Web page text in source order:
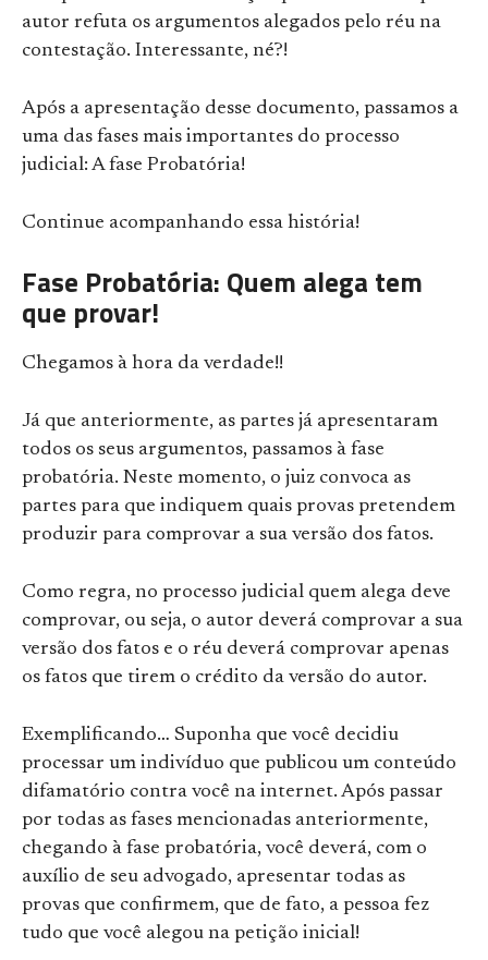
autor refuta os argumentos alegados pelo réu na
contestação. Interessante, né?!
Após a apresentação desse documento, passamos a
uma das fases mais importantes do processo
judicial: A fase Probatória!
Continue acompanhando essa história!
Fase Probatória: Quem alega tem
que provar!
Chegamos à hora da verdade!!
Já que anteriormente, as partes já apresentaram
todos os seus argumentos, passamos à fase
probatória. Neste momento, o juiz convoca as
partes para que indiquem quais provas pretendem
produzir para comprovar a sua versão dos fatos.
Como regra, no processo judicial quem alega deve
comprovar, ou seja, o autor deverá comprovar a sua
versão dos fatos e o réu deverá comprovar apenas
os fatos que tirem o crédito da versão do autor.
Exemplificando… Suponha que você decidiu
processar um indivíduo que publicou um conteúdo
difamatório contra você na internet. Após passar
por todas as fases mencionadas anteriormente,
chegando à fase probatória, você deverá, com o
auxílio de seu advogado, apresentar todas as
provas que confirmem, que de fato, a pessoa fez
tudo que você alegou na petição inicial!